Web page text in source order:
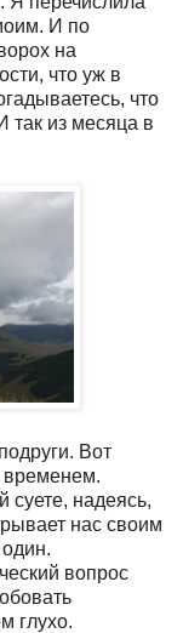
И по
на
что уж в
что
так из месяца в
Вот
временем.
надеясь,
нас своим
вопрос
глухо.